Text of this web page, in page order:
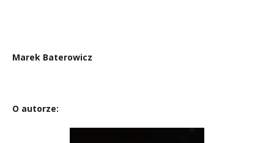
Marek Baterowicz
O autorze: